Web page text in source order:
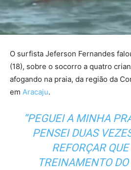
O surfista Jeferson Fernandes
(18), sobre o socorro a quatro
afogando na praia, da região da
em Aracaju.
“PEGUEI A MINHA
PENSEI DUAS
REFORÇAR
TREINAMENTO DO